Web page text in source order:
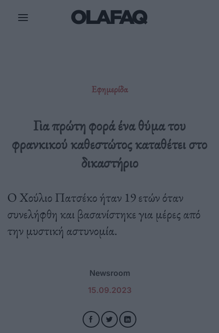
Εφημερίδα
Για πρώτη φορά ένα θύμα του
φρανκικού καθεστώτος καταθέτει στο
δικαστήριο
Ο Χούλιο Πατσέκο ήταν 19 ετών όταν
συνελήφθη και βασανίστηκε για μέρες από
την μυστική αστυνομία.
Newsroom
15.09.2023